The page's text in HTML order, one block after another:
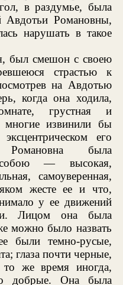
в раздумье, была
Авдотьи Романовны,
нарушать в такое
был смешон с своею
страстью к
на Авдотью
когда она ходила,
грустная и
многие извинили бы
его
Романовна была
собою — высокая,
самоуверенная,
жесте ее и что,
у ее движений
Лицом она была
можно было назвать
были темно-русые,
глаза почти черные,
же время иногда,
добрые. Она была